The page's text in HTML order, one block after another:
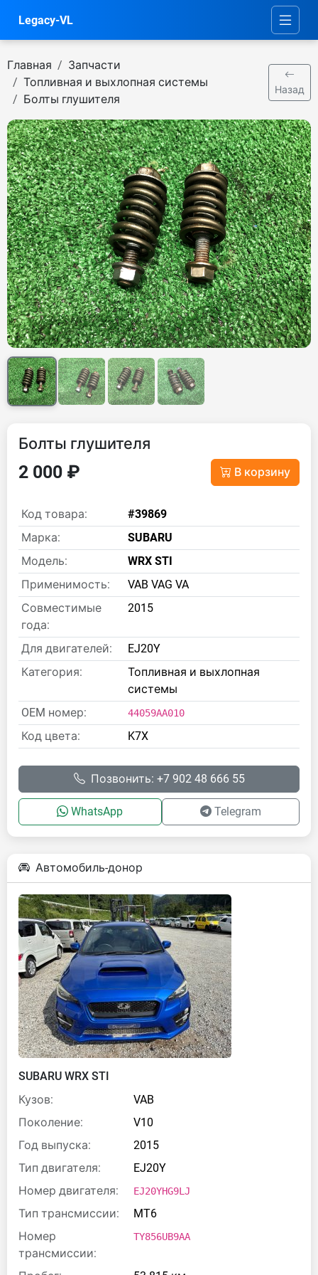
Legacy-VL
Главная
Запчасти
Топливная и выхлопная системы
Болты глушителя
Назад
Болты глушителя
2 000 ₽ В корзину
Код товара:
#39869
Марка:
SUBARU
Модель:
WRX STI
Применимость:
VAB VAG VA
Совместимые
года:
2015
Для двигателей:
EJ20Y
Категория:
Топливная и выхлопная
системы
OEM номер:
44059AA010
Код цвета: K7X
Позвонить: +7 902 48 666 55
WhatsApp Telegram
Автомобиль-донор
SUBARU WRX STI
Кузов:
VAB
Поколение:
V10
Год выпуска:
2015
Тип двигателя:
EJ20Y
Номер двигателя:
EJ20YHG9LJ
Тип трансмиссии:
MT6
Номер
трансмиссии:
TY856UB9AA